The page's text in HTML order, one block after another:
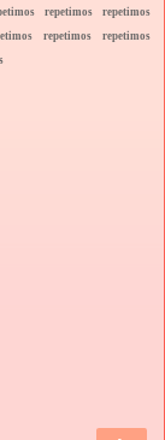
repetimos repetimos
repetimos repetimos